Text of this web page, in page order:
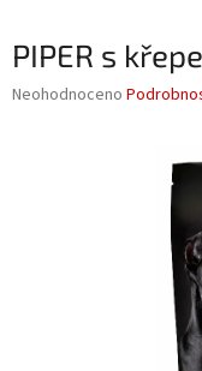
PIPER s
Průměrné
Neohodnoceno